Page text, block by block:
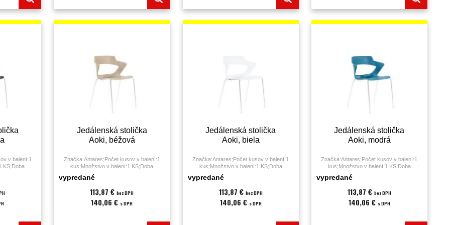
v balení:1
KS;Doba
Jedálenská stolička
Aoki, béžová
Značka:Antares;Počet kusov v balení:1
kus;Množstvo v balení:1 KS;Doba
sedenia:0 - 3 hodiny;Druh:jedálenská
stolička;Farba:béžová;Materiál:;Nosnosť:140
sedáku:45;Záruka:36 mesiacov;
vypredané
113,87 €bez DPH
140,06 € s DPH
Jedálenská stolička
Aoki, biela
Značka:Antares;Počet kusov v balení:1
kus;Množstvo v balení:1 KS;Doba
sedenia:0 - 3 hodiny;Druh:jedálenská
stolička;Farba:biela;Materiál:;Nosnosť:140
sedáku:45;Záruka:36 mesiacov;
vypredané
113,87 € bez DPH
140,06 € s DPH
Jedálenská stolička
Aoki, modrá
Značka:Antares;Počet kusov v balení:1
kus;Množstvo v balení:1 KS;Doba
sedenia:0 - 3 hodiny;Druh:jedálenská
stolička;Farba:modrá;Materiál:;Nosnosť:140
sedáku:45;Záruka:36 mesiacov;
vypredané
113,87 € bez DPH
140,06 € s DPH